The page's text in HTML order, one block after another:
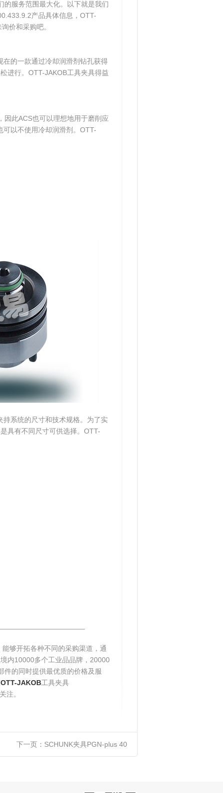
的服务范围最大化。以下就是我们
产品具体信息，OTT-
价和采购吧。
的一款通过冷却润滑剂钻孔获得
进行。OTT-JAKOB工具夹具得益
因此ACS也可以理想地用于磨削应
以不使用冷却润滑剂。OTT-
系统的尺寸和技术规格。为了实
具有不同尺寸可供选择。OTT-
够开拓各种不同的采购渠道，通
内10000多个工业品品牌，20000
件的同时提供最优质的价格及服
OTT-JAKOB工具夹具
注。
下一页： SCHUNK夹具PGN-plus 40